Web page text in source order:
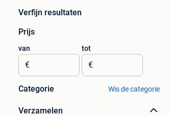
Verfijn resultaten
Prijs
van
€
tot
€
Categorie Wis de categorie
Verzamelen